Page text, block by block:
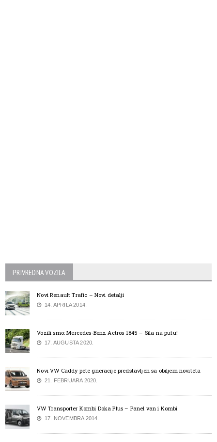
PRIVREDNA VOZILA
Novi Renault Trafic – Novi detalji
14. APRILA 2014.
Vozili smo: Mercedes-Benz Actros 1845 – Sila na putu!
17. AUGUSTA 2020.
Novi VW Caddy pete gneracije predstavljen sa obiljem noviteta
21. FEBRUARA 2020.
VW Transporter Kombi Doka Plus – Panel van i Kombi
17. NOVEMBRA 2014.